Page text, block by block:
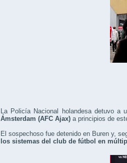
La Policía Nacional holandesa detuvo a
Ámsterdam (AFC Ajax) a principios de
El sospechoso fue detenido en Buren y,
los sistemas del club de fútbol en